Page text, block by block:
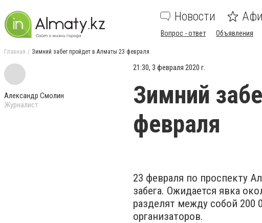
Новости
Вопрос - ответ Объявления
Главная Зимний забег пройдет в Алматы 23 февраля
Александр Смолин
Журналист
21:30, 3 февраля 2020 г.
Зимний
февраля
23 февраля по проспекту
забега. Ожидается явка
разделят между собой 200
организаторов.